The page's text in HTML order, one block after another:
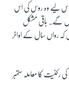
ہیں، اِس لیے وہ روس کی اس
کریں گے۔ باقی مشکل
کہ رواں سال کے اواخر
رکنیت کا معاملہ ستمبر